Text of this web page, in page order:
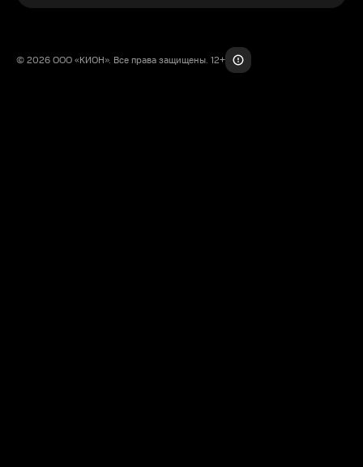
© 2026 ООО «КИОН». Все права защищены. 12+